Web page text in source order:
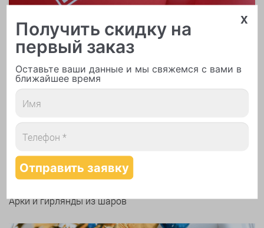
Печать логотипа
Арки и гирлянды из шаров
x
Получить скидку на
первый заказ
Оставьте ваши данные и мы свяжемся с вами в
ближайшее время